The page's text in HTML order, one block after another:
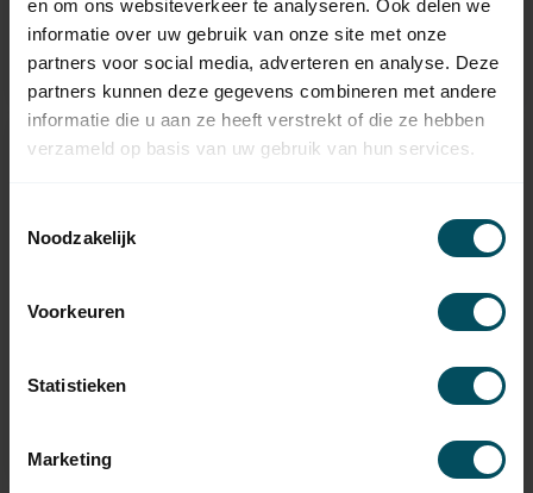
en om ons websiteverkeer te analyseren. Ook delen we
informatie over uw gebruik van onze site met onze
partners voor social media, adverteren en analyse. Deze
partners kunnen deze gegevens combineren met andere
informatie die u aan ze heeft verstrekt of die ze hebben
verzameld op basis van uw gebruik van hun services.
Noodzakelijk
Voorkeuren
Statistieken
Marketing
Ontvanger
Bekijk alle producten
Rolluikbesturingen